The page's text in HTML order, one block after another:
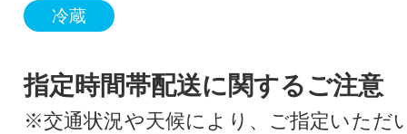
冷蔵
指定時間帯配送に関するご注意
※交通状況や天候により、ご指定いただ